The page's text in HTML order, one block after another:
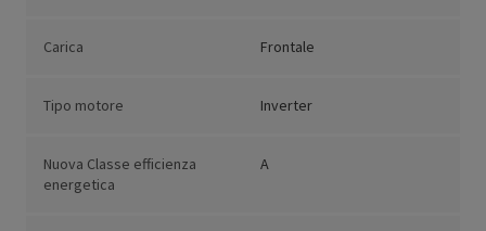
Carica Frontale
Tipo motore Inverter
Nuova Classe efficienza
energetica
A